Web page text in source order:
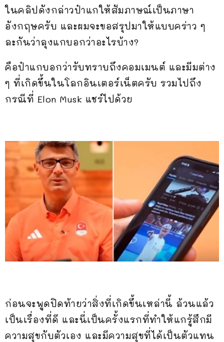
ในคลิปดังกล่าวป๋าแกให้สัมภาษณ์เป็นภาษา
อังกฤษครับ และผมจะขอสรุปมาให้แบบคร่าว ๆ
ละกันว่าลุงแกบอกว่าอะไรบ้าง?
คือป๋าแกบอกว่ารับทราบถึงคอมเมนต์ และมีมต่าง
ๆ ที่เกิดขึ้นในโลกอินเตอร์เน็ตครับ รวมไปถึง
กรณีที่ Elon Musk แชร์ไปด้วย
ก่อนจะพูดปิดท้ายว่าสิ่งที่เกิดขึ้นเหล่านี้ ล้วนแล้ว
เป็นเรื่องที่ดี และนี่เป็นครั้งแรกที่ทำให้แกรู้สึกมี
ความสุขกับตัวเอง และมีความสุขที่ได้เป็นตัวแทน